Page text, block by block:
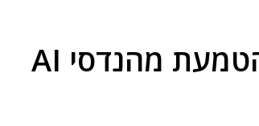
מיקרוסופט הקימה זרוע חדשה להטמעת מהנדסי AI